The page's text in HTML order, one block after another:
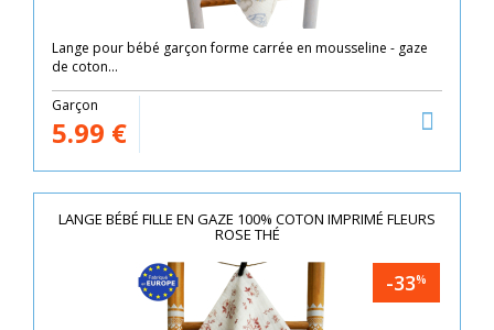
Lange pour bébé garçon forme carrée en mousseline - gaze
de coton...
Garçon
5.99 €
LANGE BÉBÉ FILLE EN GAZE 100% COTON IMPRIMÉ FLEURS
ROSE THÉ
-33%